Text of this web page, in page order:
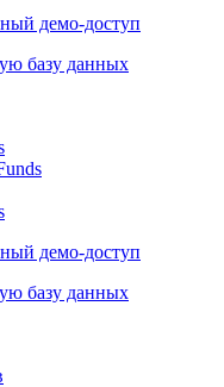
базу данных
базу данных